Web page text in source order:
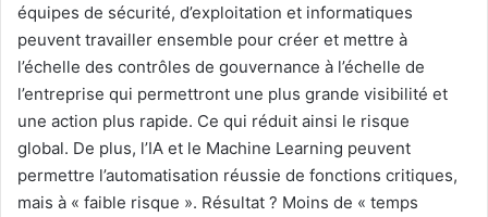
équipes de sécurité, d’exploitation et informatiques
peuvent travailler ensemble pour créer et mettre à
l’échelle des contrôles de gouvernance à l’échelle de
l’entreprise qui permettront une plus grande visibilité et
une action plus rapide. Ce qui réduit ainsi le risque
global. De plus, l’IA et le Machine Learning peuvent
permettre l’automatisation réussie de fonctions critiques,
mais à « faible risque ». Résultat ? Moins de « temps